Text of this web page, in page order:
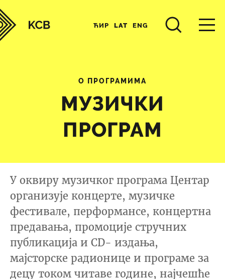
ЋИР LAT ENG
О ПРОГРАМИМА
МУЗИЧКИ
ПРОГРАМ
У оквиру музичког програма Центар
организује концерте, музичке
фестивале, перформансе, концертна
предавања, промоције стручних
публикација и CD- издања,
мајсторске радионице и програме за
децу током читаве године, најчешће